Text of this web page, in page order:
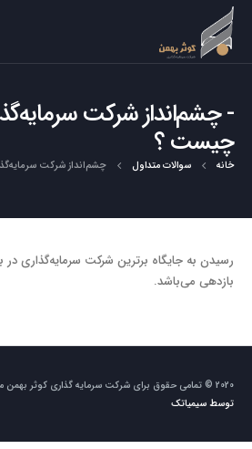
چشم‌انداز شرکت
چیست ؟
خانه سوالات متداول چشم‌انداز شرکت
رسیدن به جایگاه برترین شرکت سرمایه‌گذاری در
بازدهی می‌باشد.
2020 © تمامی حقوق برای شرکت سرمایه گذاری کوثر بهمن محفوظ است
توسط سیمیاتک